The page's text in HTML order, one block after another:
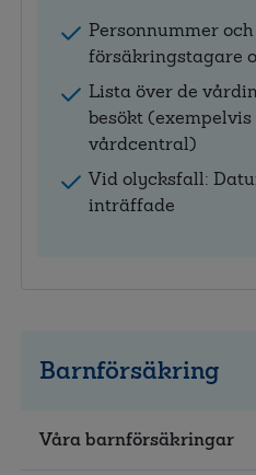
Personnummer
försäkringstagare
Lista över de
besökt
vårdcentral)
Vid olycksfall:
inträffade
Barnförsäkring
Våra barnförsäkringar